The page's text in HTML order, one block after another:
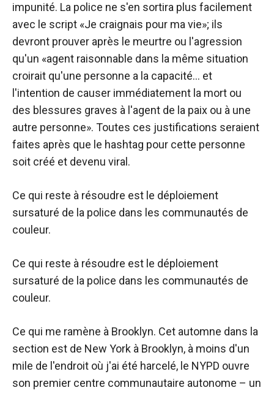
impunité. La police ne s'en sortira plus facilement
avec le script «Je craignais pour ma vie»; ils
devront prouver après le meurtre ou l'agression
qu'un «agent raisonnable dans la même situation
croirait qu'une personne a la capacité… et
l'intention de causer immédiatement la mort ou
des blessures graves à l'agent de la paix ou à une
autre personne». Toutes ces justifications seraient
faites après que le hashtag pour cette personne
soit créé et devenu viral.
Ce qui reste à résoudre est le déploiement
sursaturé de la police dans les communautés de
couleur.
Ce qui reste à résoudre est le déploiement
sursaturé de la police dans les communautés de
couleur.
Ce qui me ramène à Brooklyn. Cet automne dans la
section est de New York à Brooklyn, à moins d'un
mile de l'endroit où j'ai été harcelé, le NYPD ouvre
son premier centre communautaire autonome – un